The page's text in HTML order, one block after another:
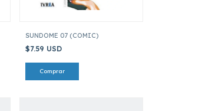
SUNDOME 07 (COMIC)
$7.59 USD